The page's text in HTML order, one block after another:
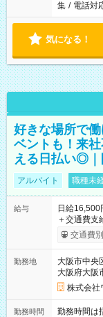
集 / 電話対
気になる！
好きな場所で
ベントも！来
える日払い◎｜
アルバイト 職種未
給与
日給16,500
＋交通費支給 ★交通費全額支給！ ★日払いOK！（規定
働いたそ
交通費
勤務地
大阪市中央
大阪府大阪
株式会社
勤務時間
勤務時間は